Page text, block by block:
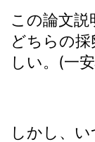
この論文説
どちらの
しい。(一
しかし、